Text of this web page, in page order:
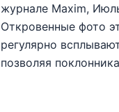
журнале Maxim,
Откровенные фото
регулярно
позволяя